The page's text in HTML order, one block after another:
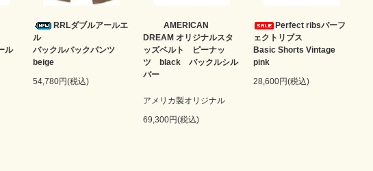
ル
RRLダブルアールエ
ル
バックルバックパンツ
beige
54,780円(税込)
AMERICAN
DREAM オリジナルスタ
ッズベルト ピーナッ
ツ black バックルシル
バー
アメリカ製オリジナル
69,300円(税込)
Perfect ribsパーフ
ェクトリブス
Basic Shorts Vintage
pink
28,600円(税込)